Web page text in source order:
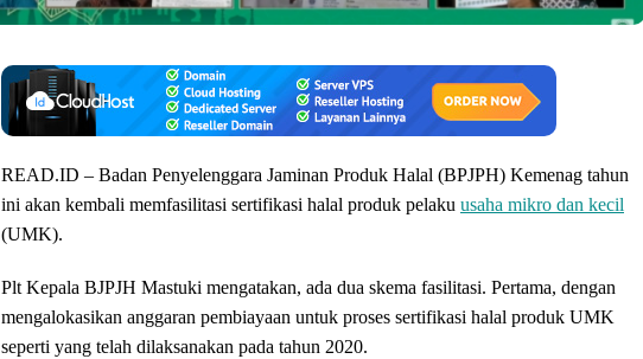
READ.ID – Badan Penyelenggara Jaminan Produk Halal (BPJPH) Kemenag tahun
ini akan kembali memfasilitasi sertifikasi halal produk pelaku usaha mikro dan kecil
(UMK).
Plt Kepala BJPJH Mastuki mengatakan, ada dua skema fasilitasi. Pertama, dengan
mengalokasikan anggaran pembiayaan untuk proses sertifikasi halal produk UMK
seperti yang telah dilaksanakan pada tahun 2020.